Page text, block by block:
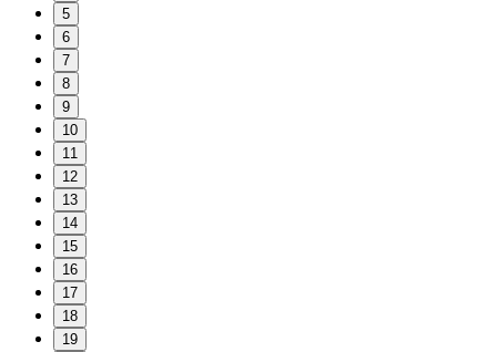
5
6
7
8
9
10
11
12
13
14
15
16
17
18
19